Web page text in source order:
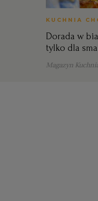
KUCHNIA
Dorada w
tylko dla
Magazyn